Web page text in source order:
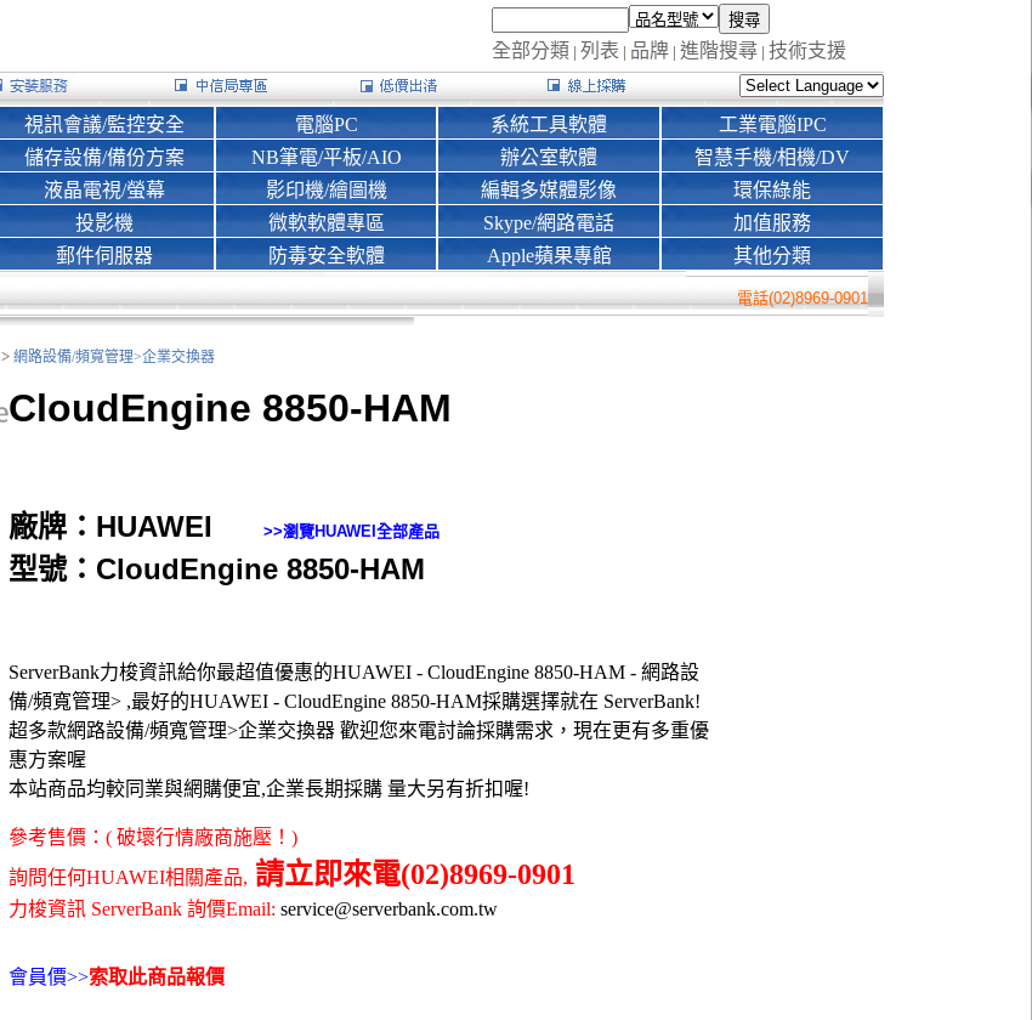
全部分類 | 列表 | 品牌 | 進階搜尋 | 技術支援
視訊會議/監控安全
儲存設備/備份方案
液晶電視/螢幕
投影機
郵件伺服器
電腦PC
NB筆電/平板/AIO
影印機/繪圖機
微軟軟體專區
防毒安全軟體
系統工具軟體
辦公室軟體
編輯多媒體影像
Skype/網路電話
Apple蘋果專館
工業電腦IPC
智慧手機/相機/DV
環保綠能
加值服務
其他分類
電話(02)8969-0901
> 網路設備/頻寬管理>企業交換器
CloudEngine 8850-HAM
廠牌：HUAWEI >>瀏覽HUAWEI 全部產品
型號：CloudEngine 8850-HAM
ServerBank力梭資訊給你最超值優惠的HUAWEI - CloudEngine 8850-HAM - 網路設
備/頻寬管理> ,最好的HUAWEI - CloudEngine 8850-HAM採購選擇就在 ServerBank!
超多款網路設備/頻寬管理>企業交換器 歡迎您來電討論採購需求，現在更有多重優
惠方案喔
本站商品均較同業與網購便宜,企業長期採購 量大另有折扣喔!
參考售價：( 破壞行情廠商施壓！)
詢問任何HUAWEI相關產品, 請立即來電(02)8969-0901
力梭資訊 ServerBank 詢價Email: service@serverbank.com.tw
會員價>>索取此商品報價